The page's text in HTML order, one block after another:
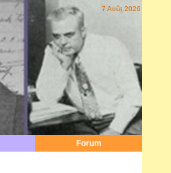
7 Août 2026
Forum